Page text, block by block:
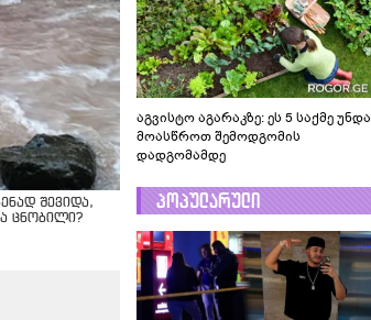
შევიდა,
ცნობილი?
აგვისტო აგარაკზე: ეს 5 საქმე უნდა
მოასწროთ შემოდგომის
დადგომამდე
პოპულარული